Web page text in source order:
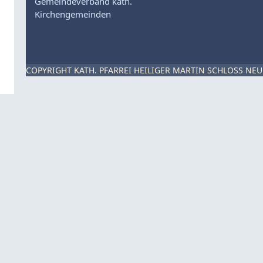
Kirchengemeinden
COPYRIGHT KATH. PFARREI HEILIGER MARTIN SCHLOSS